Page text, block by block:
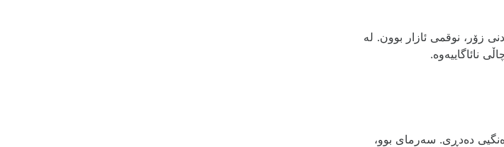
زۆر، نوقمی ئازار بوون. لە
نائاگاییەوە.
دەدڕی. سەرمای بوو،